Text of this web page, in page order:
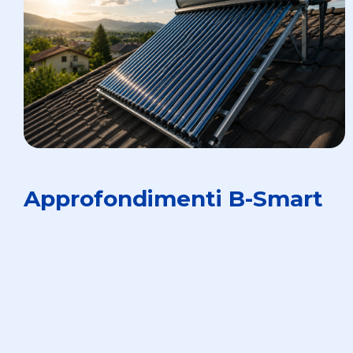
Approfondimenti B-Smart